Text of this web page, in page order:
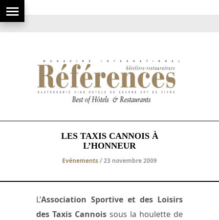
LES TAXIS CANNOIS À
L’HONNEUR
Evénements/ 23 novembre 2009
L’Association Sportive et des Loisirs
des Taxis Cannois sous la houlette de